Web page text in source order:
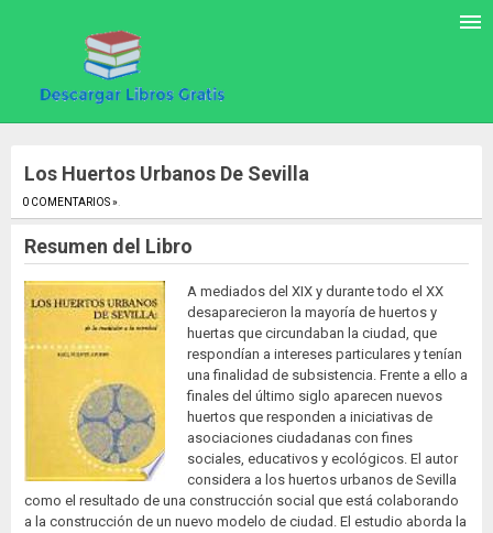
Los Huertos Urbanos De Sevilla
0 COMENTARIOS ».
Resumen del Libro
A mediados del XIX y durante todo el XX
desaparecieron la mayoría de huertos y
huertas que circundaban la ciudad, que
respondían a intereses particulares y tenían
una finalidad de subsistencia. Frente a ello a
finales del último siglo aparecen nuevos
huertos que responden a iniciativas de
asociaciones ciudadanas con fines
sociales, educativos y ecológicos. El autor
considera a los huertos urbanos de Sevilla
como el resultado de una construcción social que está colaborando
a la construcción de un nuevo modelo de ciudad. El estudio aborda la